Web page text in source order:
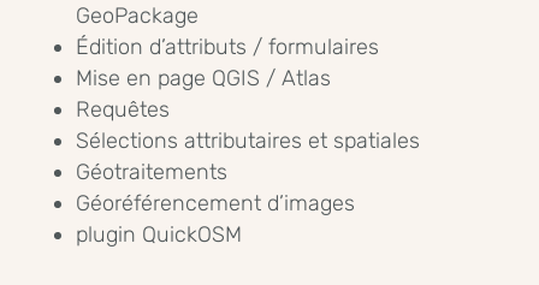
GeoPackage
Édition d’attributs / formulaires
Mise en page QGIS / Atlas
Requêtes
Sélections attributaires et spatiales
Géotraitements
Géoréférencement d’images
plugin QuickOSM